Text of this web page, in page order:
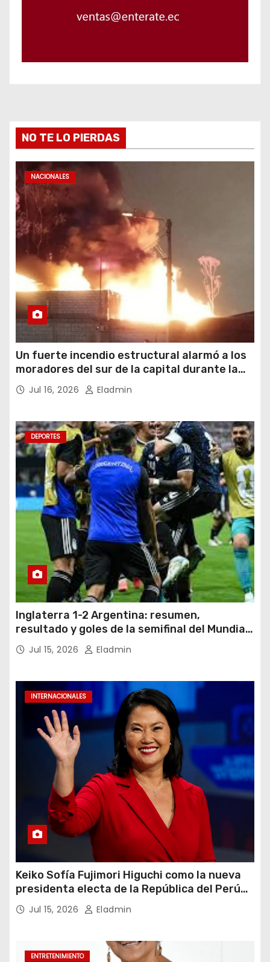
NO TE LO PIERDAS
NACIONALES
Un fuerte incendio estructural alarmó a los
moradores del sur de la capital durante la
noche del miércoles 15 de julio de 2026
Jul 16, 2026 Eladmin
DEPORTES
Inglaterra 1-2 Argentina: resumen,
resultado y goles de la semifinal del Mundial
2026Jul 15, 2026 Eladmin
INTERNACIONALES
Keiko Sofía Fujimori Higuchi como la nueva
presidenta electa de la República del Perú
para el periodo constitucional 2026-2031
Jul 15, 2026 Eladmin
ENTRETENIMIENTO